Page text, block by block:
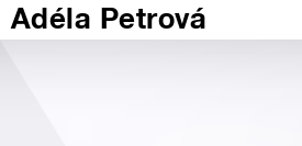
Adéla Petrová